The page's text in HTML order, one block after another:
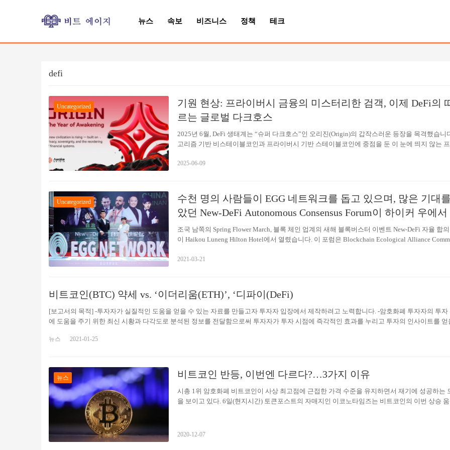
뉴스 속보 비즈니스 정책 테크
defi
Uncategorized
기원 현상: 프라이버시 금융의 미스터리한 검객, 이제 DeFi의
르는 글로벌 다크호스
2025년 6월, DeFi 생태계는 “슈퍼 다크호스”인 오리진(Origin)의 갑작스러운 등장을 목격했습니
고리즘 기반 비스테이블코인과 프라이버시 기반 스테이블코인에 중점을 둔 이 눈에 띄지 않는
이어 전 세계에서 두 번째로 큰 DeFi LP 프로젝트가 되었습니다.“오리진 현상(Origin
영, 그리고 커뮤니티 중심의 따뜻한 분위기의 결과라는 것을 확인했습니다. 1. 프라이버시 스테
인 + 알고리즘 모델:…
2025-06-09
Uncategorized
수천 명의 사람들이 EGG 네트워크를 돕고 있으며, 많은 기대
았던 New-DeFi Autonomous Consensus Forum이 하이커 우에서
료됩니다.
조국 남쪽의 Spring Flower March, 블록 체인 업계의 새해 블록버스터 이벤트 New-DeFi 자율 합
이 Haikou Luneng Hilton Hotel에서 열렸습니다. 이 포럼은 Blockchain Ecological Alliance
Golden Finance, Non-Small Account, Fireball Finance 및 Coin World가 공동으로 응원했으며 거의
호 화폐 애호가로부터 약 1,000 명의 사람들이 모였습니다. 경제 세계화와 산업 변혁의 심층 발전
로…
2021-03-21
비트코인(BTC) 약세 vs. ‘이더리움(ETH)’, ‘디파이(DeFi)
[보고서의 목적] -투자자가 실질적인 도움을 얻을 수 있는 자료를 만들고자 투자자 입장에서 제작하려고 노력합니다. -암호화폐 투자자의 투자
에 도움을 주기 위한 최신 시황과 다각도로 분석된 정보를 전달함으로써 투자자가 투자 시점에 즉각적인 효과를 누리고 투자의 인사이트를 얻
금융공학기술연구소의 독자적인 계량 분석(quantitative analysis) 노하우를 통해 각 항목을 점수화하고, 시장 상황을 단기(1~7일), 중기(1주~1개
뉴스 2021-01-25
뉴스 비트코인 반등, 이번엔 다르다?…3가지 이유
시총 1위 암호화폐 비트코인이 사상 최고점에 근접한 가격 수준을 유지하면서 재기에 성공하는
을 보이고 있다. 6일(현지시간) 토큰포스트의 자매지인 이코노타임즈는 비트코인의 이번 상승 움
곧 하락세를 걷기 시작해 80% 가까이 폭락, ‘투기 거품’이라는 꼬리표를 달았다.한편, 오랜 암흑기
2020-12-07